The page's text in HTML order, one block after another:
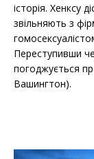
історія. Хенксу
звільняють з
Переступивши
погоджується
Вашингтон).